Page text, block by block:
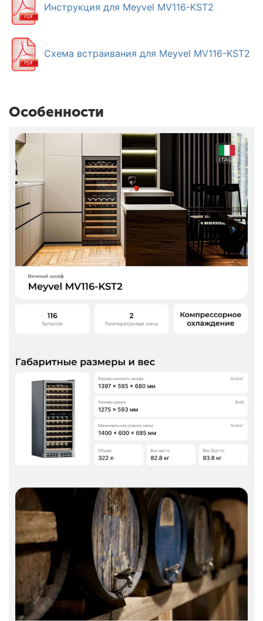
Инструкция для Meyvel MV116-KST2
Схема встраивания для Meyvel MV116-KST2
Особенности